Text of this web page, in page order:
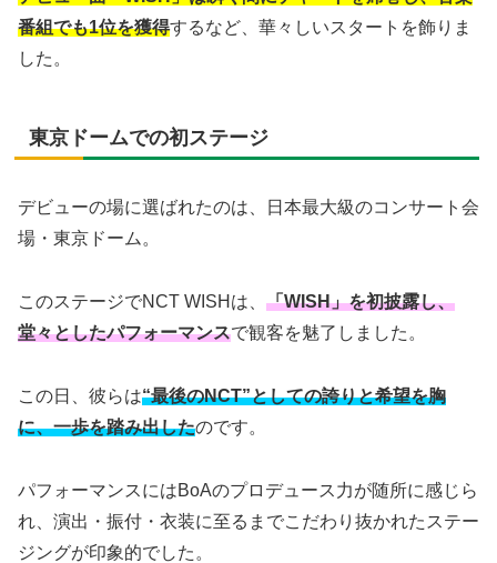
番組でも1位を獲得するなど、華々しいスタートを飾りま
した。
東京ドームでの初ステージ
デビューの場に選ばれたのは、日本最大級のコンサート会
場・東京ドーム。
このステージでNCT WISHは、 「WISH」を初披露し、
堂々としたパフォーマンスで観客を魅了しました。
この日、彼らは“最後のNCT”としての誇りと希望を胸
に、一歩を踏み出したのです。
パフォーマンスにはBoAのプロデュース力が随所に感じら
れ、演出・振付・衣装に至るまでこだわり抜かれたステー
ジングが印象的でした。